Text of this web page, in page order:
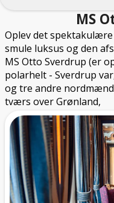
MS
Oplev det
smule luksus og den
MS Otto Sverdrup (er
polarhelt - Sverdrup
og tre andre
tværs over Grønland,